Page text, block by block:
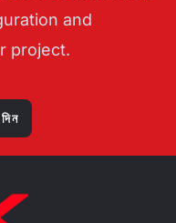
and
project.